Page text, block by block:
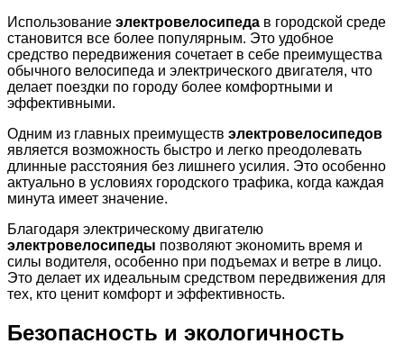
Использование электровелосипеда в городской среде
становится все более популярным. Это удобное
средство передвижения сочетает в себе преимущества
обычного велосипеда и электрического двигателя, что
делает поездки по городу более комфортными и
эффективными.
Одним из главных преимуществ электровелосипедов
является возможность быстро и легко преодолевать
длинные расстояния без лишнего усилия. Это особенно
актуально в условиях городского трафика, когда каждая
минута имеет значение.
Благодаря электрическому двигателю
электровелосипеды позволяют экономить время и
силы водителя, особенно при подъемах и ветре в лицо.
Это делает их идеальным средством передвижения для
тех, кто ценит комфорт и эффективность.
Безопасность и экологичность